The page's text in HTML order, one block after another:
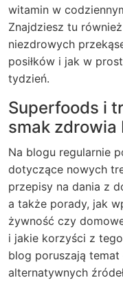
witamin w
Znajdziesz tu
niezdrowych
posiłków i jak w
tydzień.
Superfoods i
smak zdrowia
Na blogu regularnie
dotyczące nowych
przepisy na dania z
a także porady, jak
żywność czy
i jakie korzyści z
blog poruszają
alternatywnych